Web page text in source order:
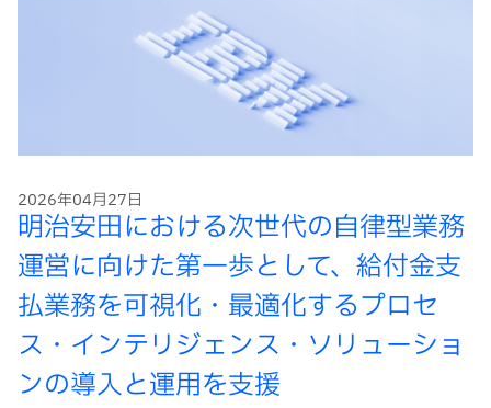
2026年04月27日
明治安田における次世代の自律型業務
運営に向けた第一歩として、給付金支
払業務を可視化・最適化するプロセ
ス・インテリジェンス・ソリューショ
ンの導入と運用を支援